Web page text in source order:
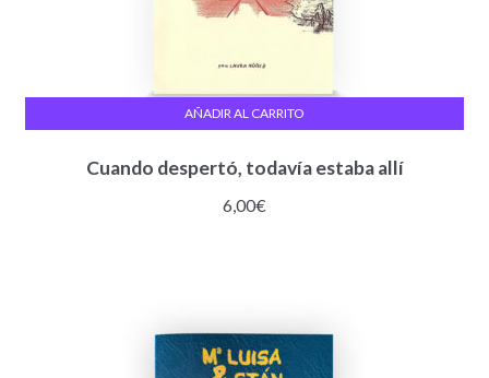
Cuando despertó, todavía estaba allí
6,00€
AÑADIR AL CARRITO